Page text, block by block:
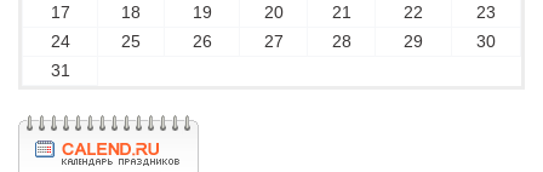
17
18 19 20 21 22
23
24
25 26 27 28 29
30
31